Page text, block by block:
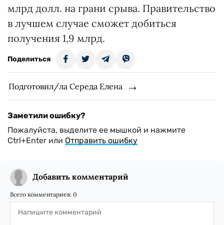
млрд долл. на грани срыва. Правительство
в лучшем случае сможет добиться
получения 1,9 млрд.
Поделиться
Подготовил/ла Середа Елена
Заметили ошибку?
Пожалуйста, выделите ее мышкой и нажмите
Ctrl+Enter или Отправить ошибку
Добавить комментарий
Всего комментариев: 0